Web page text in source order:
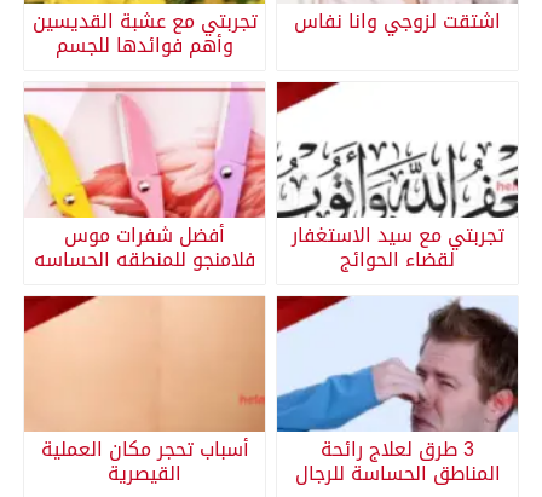
اشتقت لزوجي وانا نفاس تجربتي مع عشبة القديسين
وأهم فوائدها للجسم
تجربتي مع سيد الاستغفار
لقضاء الحوائج
أفضل شفرات موس
فلامنجو للمنطقه الحساسه
3 طرق لعلاج رائحة
المناطق الحساسة للرجال
أسباب تحجر مكان العملية
القيصرية